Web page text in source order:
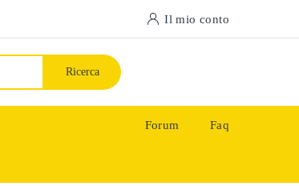
Il mio conto
Ricerca
Forum Faq